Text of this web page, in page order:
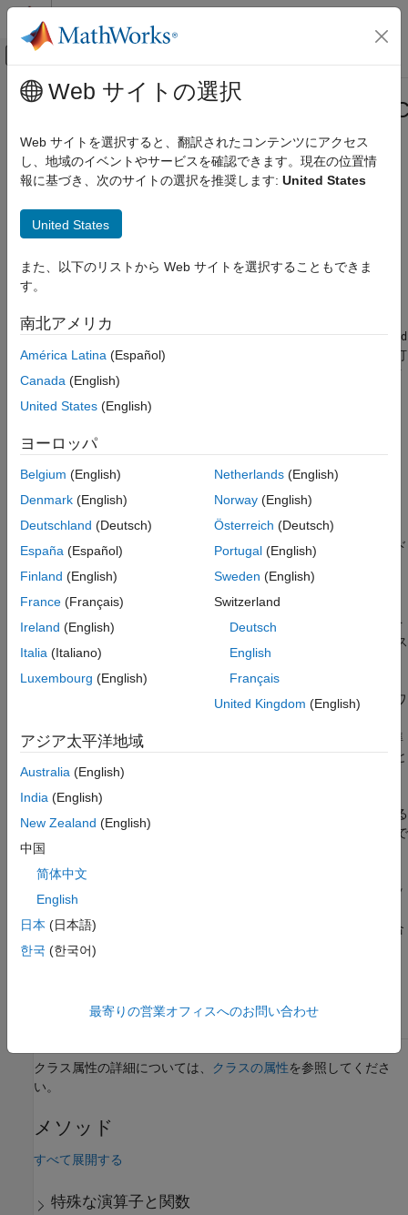
コンテンツへスキップ
オフキャンバス ナビゲーション メ
ドキュメンテーションのホーム
ソフトウェア開発
テスト フレームワーク
matlab.unittest.constraints.BooleanConstraint
項目一覧
説明
メソッド
例
バージョン履歴
参考
メインコンテンツ
クラス
名前空間:
matlab.unittest.constraints
matlab.unittest.constraints.BooleanConstraintクラスは、 and
(&)、or (|)、およびnot
) の各演算子を使用して組み合わせや打
ち消しができる制約を作成するために使用できるインターフェイ
matlab.unittest.constraints.BooleanConstraint
派生させ、必要な抽象メソッドを実装します。
satisfiedBy
メソッドを実装して比較ロジックをエンコード
します。BooleanConstraintクラスは
matlab.unittest.constraints.Constraintからこのメソッド
getDiagnosticFor
メソッドを実装して、テスト フレームワ
ークが制約に照らして実際の値を評価したときに診断情報を
クラス
からこのメソッドを継承します。
メソッドを実装して、フレームワ
に診断情報を生成します。制約が打ち消された場合は、標準
の (打ち消し以外の) 使用が発生したときに表示される形式と
は異なる形式で診断を記述しなければなりません。
クラスから派生している
BooleanConstraint
サブクラスで
提供されている機能をサポートしています。たとえば、
matlab.unittest.qualifications
の検定メソッ
ドと共に使用できます。また、
を打ち消したり、他の
オブジェクトと組み合
わせたりすることができます。
true
クラス属性の詳細については、 クラスの属性を参照してくださ
い。
メソッド
すべて展開する
特殊な演算子と関数
Web サイトの選択
Web サイトを選択すると、翻訳されたコンテンツにアクセス
し、地域のイベントやサービスを確認できます。現在の位置情
報に基づき、次のサイトの選択を推奨します: United States
United States
また、以下のリストから Web サイトを選択することもできま
す。
南北アメリカ
América Latina (Español)
Canada (English)
United States (English)
ヨーロッパ
Belgium (English)
Denmark (English)
Deutschland (Deutsch)
España (Español)
Finland (English)
France (Français)
Ireland (English)
Italia (Italiano)
Luxembourg (English)
Netherlands(English)
Norway(English)
Österreich (Deutsch)
Portugal(English)
Sweden (English)
Switzerland
Deutsch
English
Français
United Kingdom (English)
アジア太平洋地域
Australia (English)
India (English)
New Zealand (English)
中国
简体中文
English
日本 (日本語)
한국 (한국어)
最寄りの営業オフィスへのお問い合わせ